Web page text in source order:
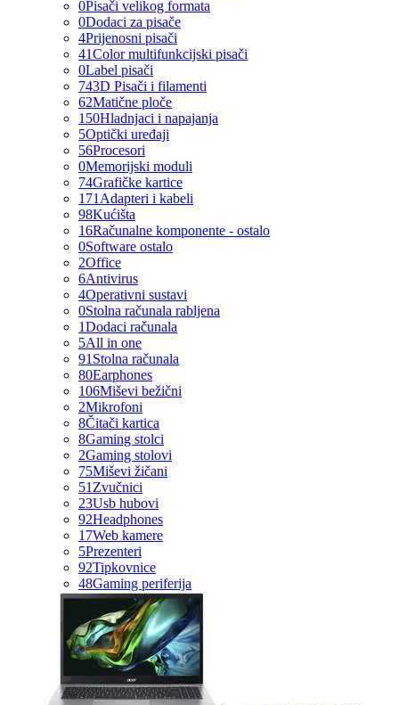
0Pisači velikog formata
0Dodaci za pisače
4Prijenosni pisači
41Color multifunkcijski pisači
0Label pisači
743D Pisači i filamenti
62Matične ploče
150Hladnjaci i napajanja
5Optički uređaji
56Procesori
0Memorijski moduli
74Grafičke kartice
171 Adapteri i kabeli
98Kućišta
16Računalne komponente - ostalo
0Software ostalo
2Office
6Antivirus
4Operativni sustavi
0Stolna računala rabljena
1Dodaci računala
5All in one
91 Stolna računala
80Earphones
106Miševi bežični
2Mikrofoni
8Čitači kartica
8Gaming stolci
2Gaming stolovi
75Miševi žičani
51 Zvučnici
23Usb hubovi
92Headphones
17Web kamere
5Prezenteri
92Tipkovnice
48Gaming periferija